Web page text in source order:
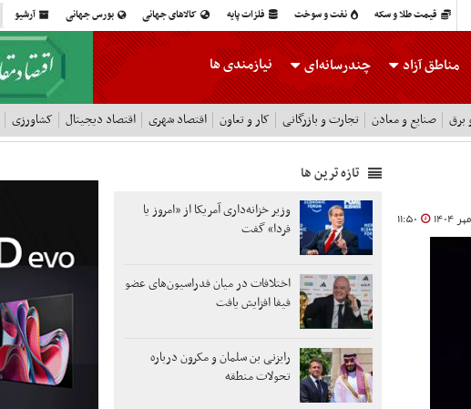
قیمت طلا و سکه نفت و سوخت فلزات پایه کالاهای جهانی بورس جهانی آرشیو
مناطق آزاد چندرسانه‌ای نیازمندی ها
صنایع و معادن تجارت و بازرگانی کار و تعاون اقتصاد شهری اقتصاد دیجیتال کشاورزی
11:50
تازه ترین ها
وزیر خزانه‌داری آمریکا از «امروز یا
فردا» گفت
اختلافات در میان فدراسیون‌های عضو
فیفا افزایش یافت
رایزنی بن سلمان و مکرون درباره
تحولات منطقه